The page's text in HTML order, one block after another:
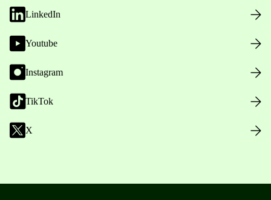
LinkedIn
Youtube
Instagram
TikTok
X